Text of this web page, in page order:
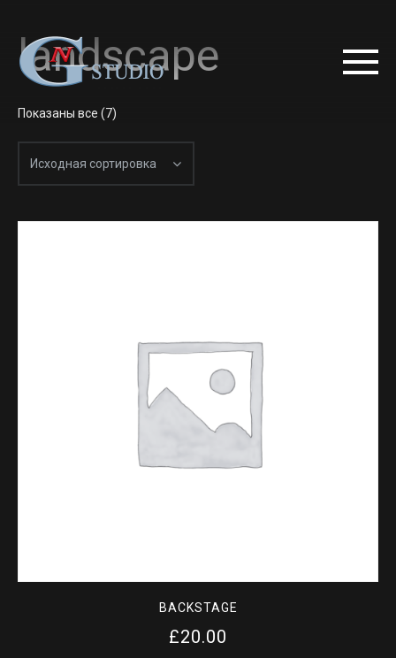
landscape
Показаны все (7)
Исходная сортировка
BACKSTAGE
£20.00